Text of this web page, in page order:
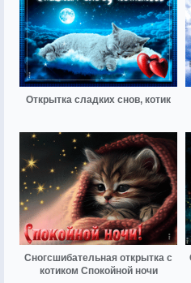
Открытка сладких снов, котик
Сногсшибательная открытка с
котиком Спокойной ночи